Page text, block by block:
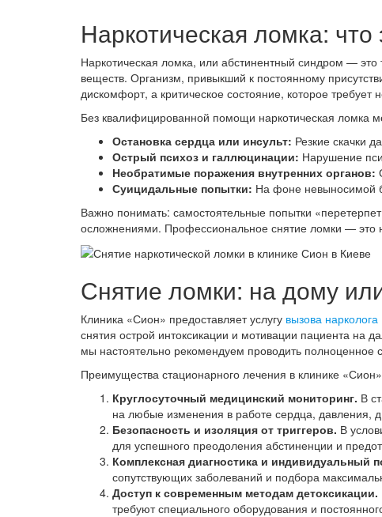
Наркотическая ломка:
Наркотическая ломка, или абстинентный синдром —
веществ. Организм, привыкший к постоянному
дискомфорт, а критическое состояние, которое
Без квалифицированной помощи наркотическая ломка
Остановка сердца или инсульт: Резкие скачки
Острый психоз и галлюцинации: Нарушение
Необратимые поражения внутренних органов:
Суицидальные попытки: На фоне невыносимой
Важно понимать: самостоятельные попытки
осложнениями. Профессиональное снятие ломки — это
Снятие ломки: на дому
Клиника «Сион» предоставляет услугу вызова
снятия острой интоксикации и мотивации пациента на
мы настоятельно рекомендуем проводить полноценное
Преимущества стационарного лечения в клинике
Круглосуточный медицинский мониторинг. В
на любые изменения в работе сердца, давления,
Безопасность и изоляция от триггеров. В
для успешного преодоления абстиненции и
Комплексная диагностика и индивидуальный
сопутствующих заболеваний и подбора
Доступ к современным методам детоксикации.
требуют специального оборудования и